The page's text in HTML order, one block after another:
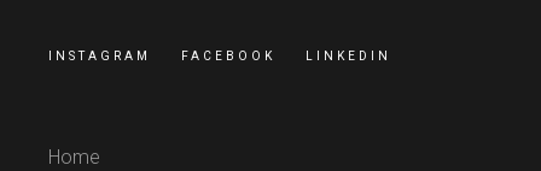
INSTAGRAM FACEBOOK LINKEDIN
Home